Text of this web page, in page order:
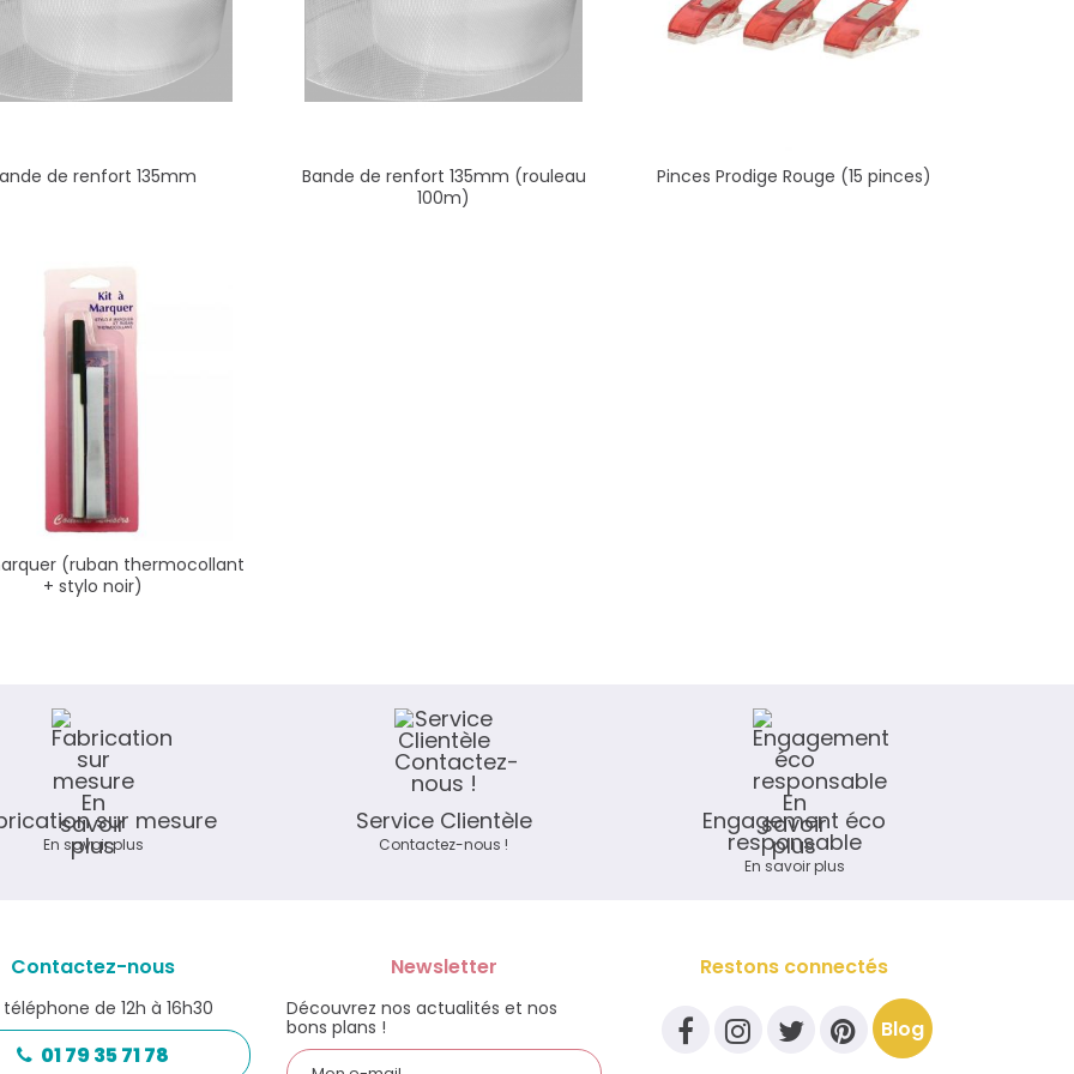
de renfort 135mm
Bande de renfort 135mm (rouleau
100m)
Pinces Prodige Rouge (15 pinces)
(ruban thermocollant
+ stylo noir)
sur mesure
En savoir plus
Service Clientèle
Contactez-nous !
Engagement éco
responsable
En savoir plus
Contactez-nous
téléphone de 12h à 16h30
01 79 35 71 78
Newsletter
Découvrez nos actualités et nos
bons plans !
Restons connectés
Blog